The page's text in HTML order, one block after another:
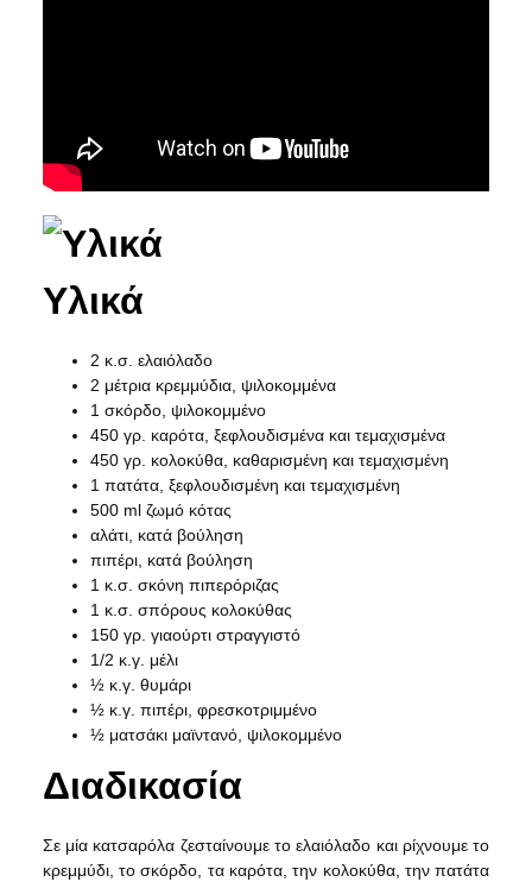
Υλικά
2 κ.σ. ελαιόλαδο
2 μέτρια κρεμμύδια, ψιλοκομμένα
1 σκόρδο, ψιλοκομμένο
450 γρ. καρότα, ξεφλουδισμένα και τεμαχισμένα
450 γρ. κολοκύθα, καθαρισμένη και τεμαχισμένη
1 πατάτα, ξεφλουδισμένη και τεμαχισμένη
500 ml ζωμό κότας
αλάτι, κατά βούληση
πιπέρι, κατά βούληση
1 κ.σ. σκόνη πιπερόριζας
1 κ.σ. σπόρους κολοκύθας
150 γρ. γιαούρτι στραγγιστό
1/2 κ.γ. μέλι
½ κ.γ. θυμάρι
½ κ.γ. πιπέρι, φρεσκοτριμμένο
½ ματσάκι μαϊντανό, ψιλοκομμένο
Διαδικασία
Σε μία κατσαρόλα ζεσταίνουμε το ελαιόλαδο και ρίχνουμε το
κρεμμύδι, το σκόρδο, τα καρότα, την κολοκύθα, την πατάτα